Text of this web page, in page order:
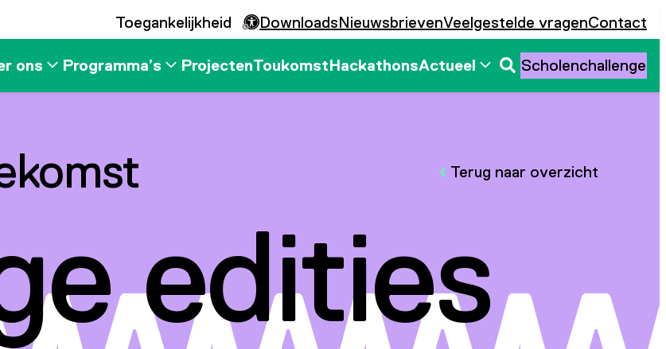
Toegankelijkheid DownloadsNieuwsbrievenVeelgestelde vragenContact
ons Programma’s ProjectenToukomstHackathonsActueel
Zoeken
openen
Scholenchallenge
Terug naar overzicht
edities